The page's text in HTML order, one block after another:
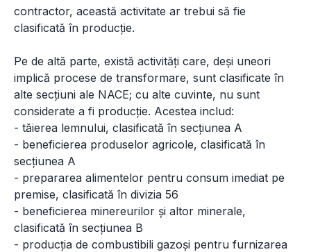
contractor, această activitate ar trebui să fie
clasificată în producție.
Pe de altă parte, există activități care, deși uneori
implică procese de transformare, sunt clasificate în
alte secțiuni ale NACE; cu alte cuvinte, nu sunt
considerate a fi producție. Acestea includ:
- tăierea lemnului, clasificată în secțiunea A
- beneficierea produselor agricole, clasificată în
secțiunea A
- prepararea alimentelor pentru consum imediat pe
premise, clasificată în divizia 56
- beneficierea minereurilor și altor minerale,
clasificată în secțiunea B
- producția de combustibili gazoși pentru furnizarea